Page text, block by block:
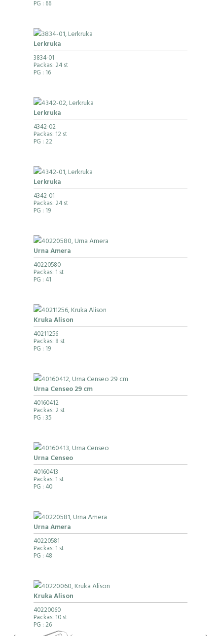
PG : 66
Lerkruka
3834-01
Packas: 24 st
PG : 16
Lerkruka
4342-02
Packas: 12 st
PG : 22
Lerkruka
4342-01
Packas: 24 st
PG : 19
Urna Amera
40220580
Packas: 1 st
PG : 41
Kruka Alison
40211256
Packas: 8 st
PG : 19
Urna Censeo 29 cm
40160412
Packas: 2 st
PG : 35
Urna Censeo
40160413
Packas: 1 st
PG : 40
Urna Amera
40220581
Packas: 1 st
PG : 48
Kruka Alison
40220060
Packas: 10 st
PG : 26